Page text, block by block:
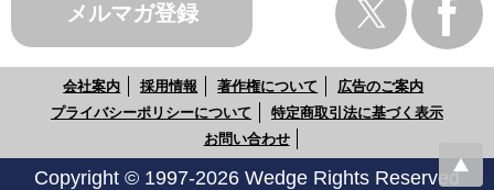
メルマガ登録
会社案内 採用情報 著作権について
広告のご案内
プライバシーポリシーについて
特定商取引法に基づく表示
お問い合わせ
Copyright © 1997-2026 Wedge Rights Reserved